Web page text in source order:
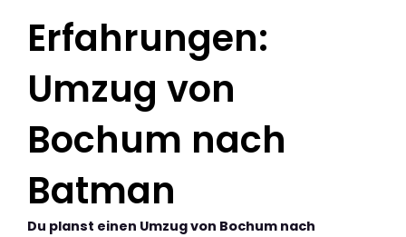
Erfahrungen:
Umzug von
Bochum nach
Batman
Du planst einen Umzug von Bochum nach